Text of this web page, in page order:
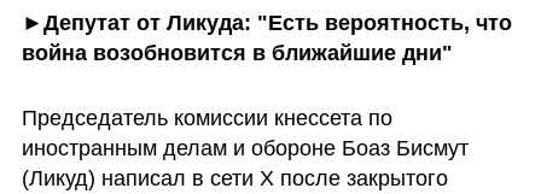
►Депутат от Ликуда: "Есть вероятность, что
война возобновится в ближайшие дни"
Председатель комиссии кнессета по
иностранным делам и обороне Боаз Бисмут
(Ликуд) написал в сети X после закрытого